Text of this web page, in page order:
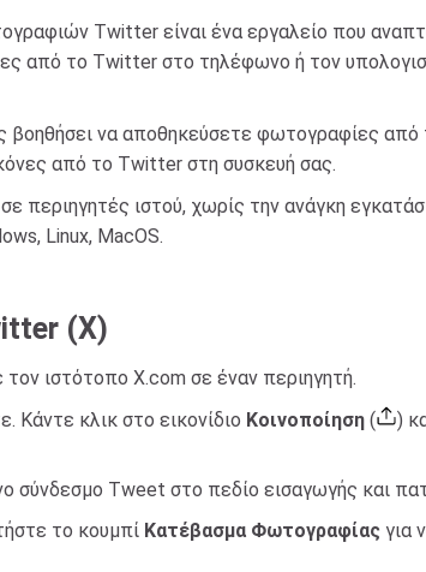
Twitter είναι ένα εργαλείο που
από το Twitter στο τηλέφωνο ή τον
βοηθήσει να αποθηκεύσετε φωτογραφίες
από το Twitter στη συσκευή σας.
ιστού, χωρίς την ανάγκη
Linux, MacOS.
(X)
ιστότοπο X.com σε έναν περιηγητή.
κλικ στο εικονίδιο Κοινοποίηση ( )
σύνδεσμο Tweet στο πεδίο εισαγωγής και
το κουμπί Κατέβασμα Φωτογραφίας για